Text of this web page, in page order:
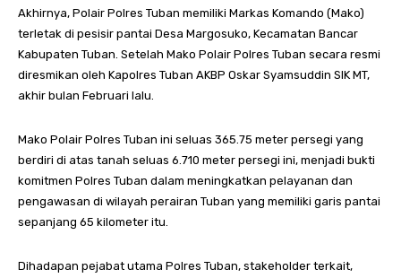
Akhirnya, Polair Polres Tuban memiliki Markas Komando (Mako)
terletak di pesisir pantai Desa Margosuko, Kecamatan Bancar
Kabupaten Tuban. Setelah Mako Polair Polres Tuban secara resmi
diresmikan oleh Kapolres Tuban AKBP Oskar Syamsuddin SIK MT,
akhir bulan Februari lalu.
Mako Polair Polres Tuban ini seluas 365.75 meter persegi yang
berdiri di atas tanah seluas 6.710 meter persegi ini, menjadi bukti
komitmen Polres Tuban dalam meningkatkan pelayanan dan
pengawasan di wilayah perairan Tuban yang memiliki garis pantai
sepanjang 65 kilometer itu.
Dihadapan pejabat utama Polres Tuban, stakeholder terkait,